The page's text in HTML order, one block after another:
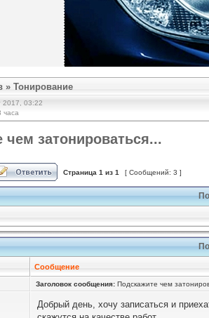
» Тонирование
2017, 03:22
часа
чем затонироваться...
Страница 1 из 1 [ Сообщений: 3 ]
Сообщение
Заголовок сообщения: Подскажите чем
Добрый день, хочу записаться и